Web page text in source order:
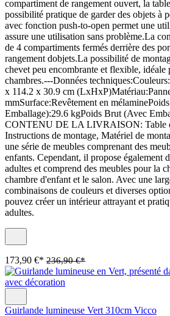
compartiment de rangement ouvert, la
possibilité pratique de garder des objets à
avec fonction push-to-open permet une
assure une utilisation sans problème.La
de 4 compartiments fermés derrière des
rangement dobjets.La possibilité de
chevet peu encombrante et flexible, idéale
chambres.---Données
x 114.2 x 30.9 cm
mmSurface:Revêtement en
Emballage):29.6 kgPoids Brut (Avec
CONTENU DE LA LIVRAISON: Table
Instructions de montage, Matériel de
une série de meubles comprenant des
enfants. Cependant, il propose également
adultes et comprend des meubles pour la
chambre d'enfant et le salon. Avec une
combinaisons de couleurs et diverses
pouvez créer un intérieur attrayant et
adultes.
173,90 €* 236,90 €*
Guirlande lumineuse Vert 310cm Vicco